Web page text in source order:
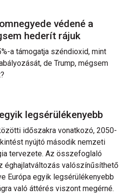
védené a
hederít rájuk
a támogatja széndioxid, mint
de Trump, mégsem
legsérülékenyebb
időszakra vonatkozó, 2050-
nyújtó második nemzeti
tervezete. Az összefoglaló
éghajlatváltozás valószínűsíthető
Európa egyik legsérülékenyebb
való áttérés viszont megérné.